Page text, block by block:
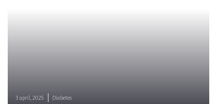
3 april, 2025 Diabetes